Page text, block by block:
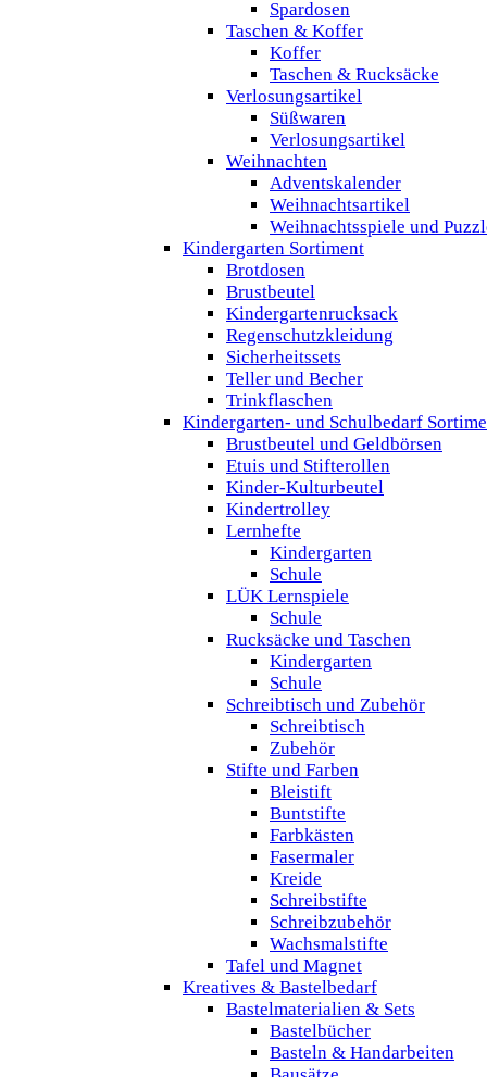
Spardosen
Taschen & Koffer
Koffer
Taschen & Rucksäcke
Verlosungsartikel
Süßwaren
Verlosungsartikel
Weihnachten
Adventskalender
Weihnachtsartikel
Weihnachtsspiele und
Kindergarten Sortiment
Brotdosen
Brustbeutel
Kindergartenrucksack
Regenschutzkleidung
Sicherheitssets
Teller und Becher
Trinkflaschen
Kindergarten- und Schulbedarf
Brustbeutel und Geldbörsen
Etuis und Stifterollen
Kinder-Kulturbeutel
Kindertrolley
Lernhefte
Kindergarten
Schule
LÜK Lernspiele
Schule
Rucksäcke und Taschen
Kindergarten
Schule
Schreibtisch und Zubehör
Schreibtisch
Zubehör
Stifte und Farben
Bleistift
Buntstifte
Farbkästen
Fasermaler
Kreide
Schreibstifte
Schreibzubehör
Wachsmalstifte
Tafel und Magnet
Kreatives & Bastelbedarf
Bastelmaterialien & Sets
Bastelbücher
Basteln & Handarbeiten